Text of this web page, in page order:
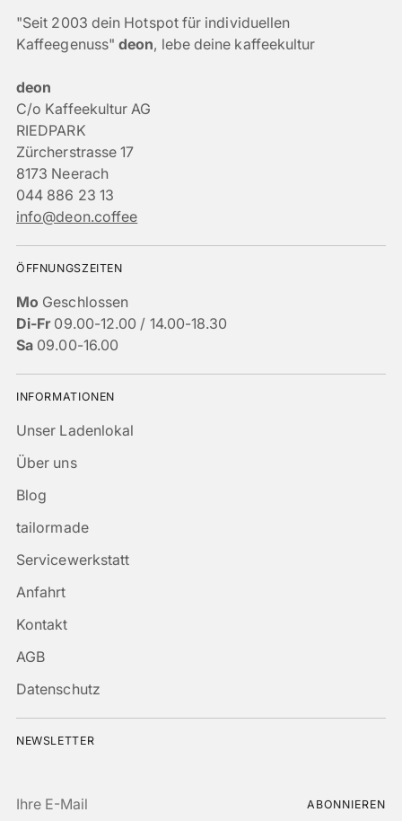
"Seit 2003 dein Hotspot für individuellen
Kaffeegenuss"deon, lebe deine kaffeekultur
deon
C/o Kaffeekultur AG
RIEDPARK
Zürcherstrasse 17
8173 Neerach
044 886 23 13
info@deon.coffee
ÖFFNUNGSZEITEN
Mo Geschlossen
Di-Fr09.00-12.00 / 14.00-18.30
Sa 09.00-16.00
INFORMATIONEN
Unser Ladenlokal
Über uns
Blog
tailormade
Servicewerkstatt
Anfahrt
Kontakt
AGB
Datenschutz
NEWSLETTER
E-
ABONNIEREN